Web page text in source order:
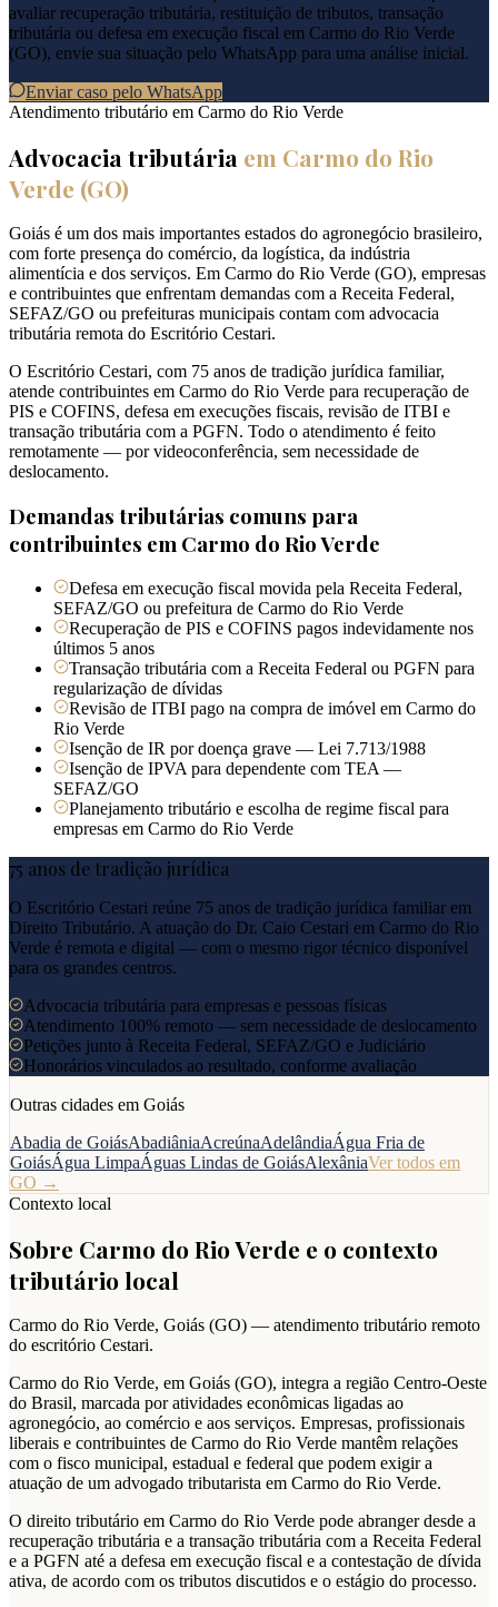
avaliar recuperação tributária, restituição de tributos, transação
tributária ou defesa em execução fiscal em Carmo do Rio Verde
(GO), envie sua situação pelo WhatsApp para uma análise inicial.
Enviar caso pelo WhatsApp
Atendimento tributário em Carmo do Rio Verde
Advocacia tributária em Carmo do Rio
Verde (GO)
Goiás é um dos mais importantes estados do agronegócio brasileiro,
com forte presença do comércio, da logística, da indústria
alimentícia e dos serviços. Em Carmo do Rio Verde (GO), empresas
e contribuintes que enfrentam demandas com a Receita Federal,
SEFAZ/GO ou prefeituras municipais contam com advocacia
tributária remota do Escritório Cestari.
O Escritório Cestari, com 75 anos de tradição jurídica familiar,
atende contribuintes em Carmo do Rio Verde para recuperação de
PIS e COFINS, defesa em execuções fiscais, revisão de ITBI e
transação tributária com a PGFN. Todo o atendimento é feito
remotamente — por videoconferência, sem necessidade de
deslocamento.
Demandas tributárias comuns para
contribuintes em Carmo do Rio Verde
Defesa em execução fiscal movida pela Receita Federal,
SEFAZ/GO ou prefeitura de Carmo do Rio Verde
Recuperação de PIS e COFINS pagos indevidamente nos
últimos 5 anos
Transação tributária com a Receita Federal ou PGFN para
regularização de dívidas
Revisão de ITBI pago na compra de imóvel em Carmo do
Rio Verde
Isenção de IR por doença grave — Lei 7.713/1988
Isenção de IPVA para dependente com TEA —
SEFAZ/GO
Planejamento tributário e escolha de regime fiscal para
empresas em Carmo do Rio Verde
75 anos de tradição jurídica
O Escritório Cestari reúne 75 anos de tradição jurídica familiar em
Direito Tributário. A atuação do Dr. Caio Cestari em Carmo do Rio
Verde é remota e digital — com o mesmo rigor técnico disponível
para os grandes centros.
Advocacia tributária para empresas e pessoas físicas
Atendimento 100% remoto — sem necessidade de deslocamento
Petições junto à Receita Federal, SEFAZ/GO e Judiciário
Honorários vinculados ao resultado, conforme avaliação
Outras cidades em Goiás
Abadia de GoiásAbadiâniaAcreúnaAdelândiaÁgua Fria de
GoiásÁgua LimpaÁguas Lindas de GoiásAlexâniaVer todos em
GO →
Contexto local
Sobre Carmo do Rio Verde e o contexto
tributário local
Carmo do Rio Verde, Goiás (GO) — atendimento tributário remoto
do escritório Cestari.
Carmo do Rio Verde, em Goiás (GO), integra a região Centro-Oeste
do Brasil, marcada por atividades econômicas ligadas ao
agronegócio, ao comércio e aos serviços. Empresas, profissionais
liberais e contribuintes de Carmo do Rio Verde mantêm relações
com o fisco municipal, estadual e federal que podem exigir a
atuação de um advogado tributarista em Carmo do Rio Verde.
O direito tributário em Carmo do Rio Verde pode abranger desde a
recuperação tributária e a transação tributária com a Receita Federal
e a PGFN até a defesa em execução fiscal e a contestação de dívida
ativa, de acordo com os tributos discutidos e o estágio do processo.